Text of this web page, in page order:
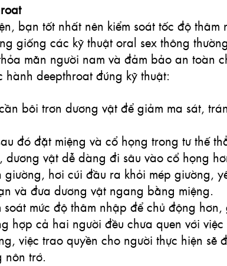
bạn tốt nhất nên kiểm soát tốc độ thâm
giống các kỹ thuật oral sex thông
mãn người nam và đảm bảo an toàn
deepthroat đúng kỹ thuật:
bôi trơn dương vật để giảm ma sát,
đó đặt miệng và cổ họng trong tư thế
dương vật dễ dàng đi sâu vào cổ họng
giường, hơi cúi đầu ra khỏi mép giường,
và đưa dương vật ngang bằng miệng.
soát mức độ thâm nhập để chủ động hơn,
hợp cả hai người đều chưa quen với
việc trao quyền cho người thực hiện sẽ
nôn trớ.